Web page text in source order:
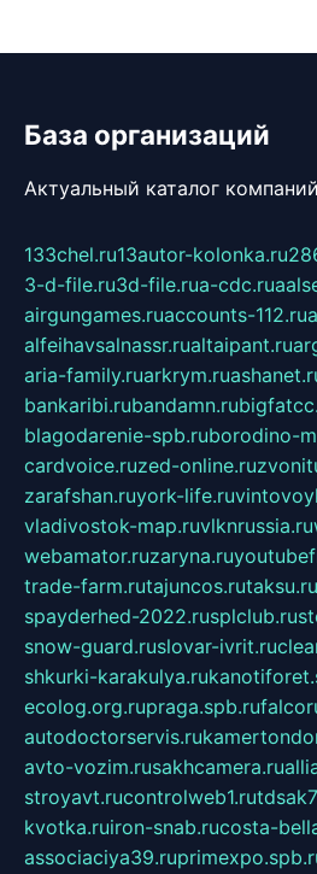
База организаций
Актуальный каталог
133chel.ru13autor-kolonka.ru
3-d-file.ru3d-file.rua-cdc.ru
airgungames.ruaccounts-112.ru
alfeihavsalnassr.rualtaipant.ru
aria-family.ruarkrym.ru
bankaribi.rubandamn.ru
blagodarenie-spb.ruborodino-
cardvoice.ruzed-online.ru
zarafshan.ruyork-life.ru
vladivostok-map.ruvlknrussia.ru
webamator.ruzaryna.ru
trade-farm.rutajuncos.rutaksu.ru
spayderhed-2022.rusplclub.ru
snow-guard.ruslovar-ivrit.ru
shkurki-karakulya.ru
ecolog.org.rupraga.spb.ru
autodoctorservis.ru
avto-vozim.rusakhcamera.ru
stroyavt.rucontrolweb1.ru
kvotka.ruiron-snab.rucosta-
associaciya39.ru